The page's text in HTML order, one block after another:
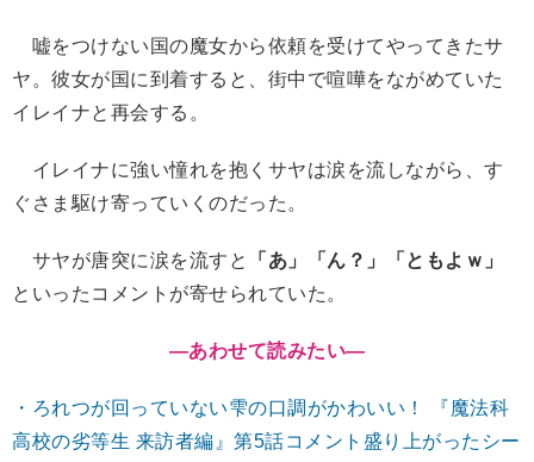
嘘をつけない国の魔女から依頼を受けてやってきたサ
ヤ。彼女が国に到着すると、街中で喧嘩をながめていた
イレイナと再会する。
イレイナに強い憧れを抱くサヤは涙を流しながら、す
ぐさま駆け寄っていくのだった。
サヤが唐突に涙を流すと
「あ」「ん？」「ともよｗ」
といったコメントが寄せられていた。
―あわせて読みたい―
・ろれつが回っていない雫の口調がかわいい！ 『魔法科
高校の劣等生 来訪者編』第5話コメント盛り上がったシー